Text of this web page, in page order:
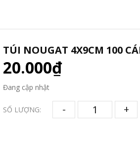
TÚI NOUGAT 4X9CM 100
20.000₫
Đang cập nhật
SỐ LƯỢNG: - +